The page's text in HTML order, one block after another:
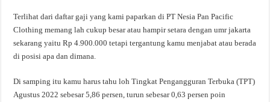
Terlihat dari daftar gaji yang kami paparkan di PT Nesia Pan Pacific
Clothing memang lah cukup besar atau hampir setara dengan umr jakarta
sekarang yaitu Rp 4.900.000 tetapi tergantung kamu menjabat atau berada
di posisi apa dan dimana.
Di samping itu kamu harus tahu loh Tingkat Pengangguran Terbuka (TPT)
Agustus 2022 sebesar 5,86 persen, turun sebesar 0,63 persen poin